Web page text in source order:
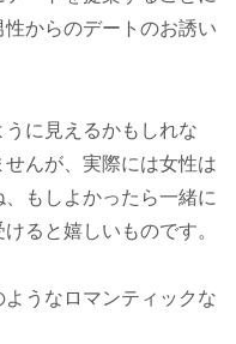
からのデートのお誘い
うに見えるかもしれな
んが、実際には女性は
もしよかったら一緒に
ると嬉しいものです。
うなロマンティックな